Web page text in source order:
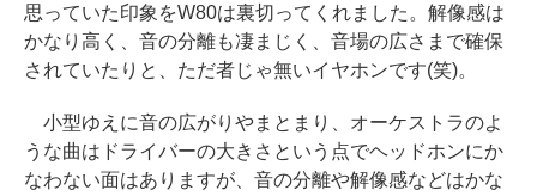
思っていた印象をW80は裏切ってくれました。解像感は
かなり高く、音の分離も凄まじく、音場の広さまで確保
されていたりと、ただ者じゃ無いイヤホンです(笑)。
小型ゆえに音の広がりやまとまり、オーケストラのよ
うな曲はドライバーの大きさという点でヘッドホンにか
なわない面はありますが、音の分離や解像感などはかな